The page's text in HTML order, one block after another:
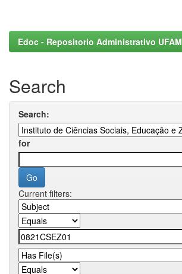
Edoc - Repositorio Administrativo UFAM
Search
Search:
for
Current filters: